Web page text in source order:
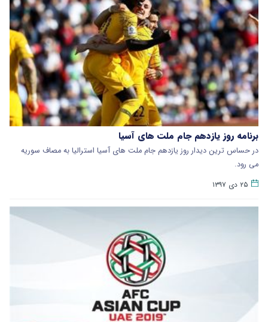
برنامه روز یازدهم جام ملت های آسیا
در حساس ترین دیدار روز یازدهم جام ملت های آسیا استرالیا به مصاف سوریه
می رود.
۲۵ دی ۱۳۹۷